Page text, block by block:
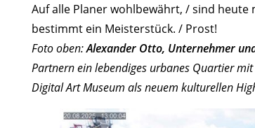
Auf alle Planer wohlbewährt, / sind heute
bestimmt ein Meisterstück. / Prost!
Foto oben:Alexander Otto, Unternehmer
Partnern ein lebendiges urbanes Quartier
Digital Art Museum als neuem kulturellen